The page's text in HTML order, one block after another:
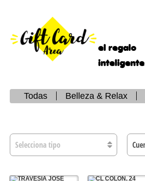
el regalo
inteligente
Todas Belleza & Relax